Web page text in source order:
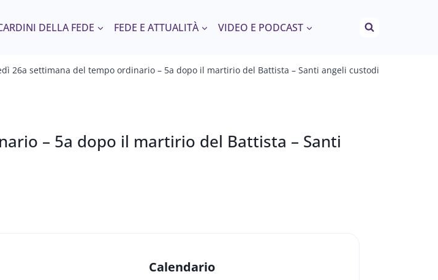
DELLA FEDE FEDE E ATTUALITÀ VIDEO E PODCAST
26a settimana del tempo ordinario – 5a dopo il martirio del Battista – Santi angeli custodi
– 5a dopo il martirio del Battista – Santi
Calendario